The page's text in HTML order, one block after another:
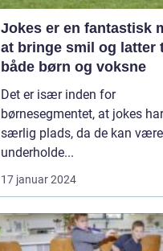
Jokes er en fantastisk
at bringe smil og latter
både børn og voksne
Det er især inden for
børnesegmentet, at jokes
særlig plads, da de kan
underholde...
17 januar 2024